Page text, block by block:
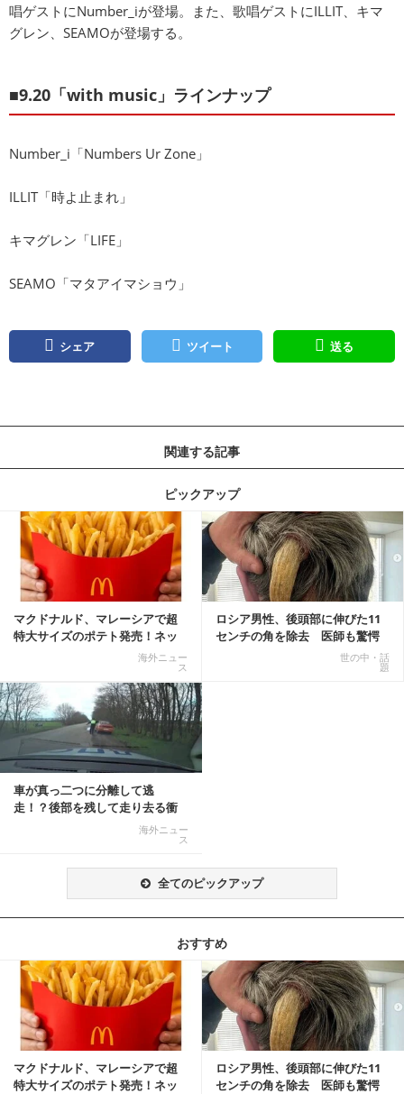
唱ゲストにNumber_iが登場。また、歌唱ゲストにILLIT、キマ
グレン、SEAMOが登場する。
■9.20「with music」ラインナップ
Number_i「Numbers Ur Zone」
ILLIT「時よ止まれ」
キマグレン「LIFE」
SEAMO「マタアイマショウ」
シェア ツイート 送る
関連する記事
ピックアップ
マクドナルド、マレーシアで超
特大サイズのポテト発売！ネッ
海外ニュー
ス
ロシア男性、後頭部に伸びた11
センチの角を除去 医師も驚愕
世の中・話
題
記事を読む
車が真っ二つに分離して逃
走！？後部を残して走り去る衝
海外ニュー
ス
全てのピックアップ
おすすめ
マクドナルド、マレーシアで超
特大サイズのポテト発売！ネッ
ロシア男性、後頭部に伸びた11
センチの角を除去 医師も驚愕
記事を読む